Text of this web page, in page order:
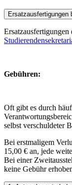
Ersatzausfertigungen
Gebühren:
Oft gibt es durch
selbst verschuldeter
Bei erstmaligem
15,00 € an, jede
Bei einer
keine Gebühr